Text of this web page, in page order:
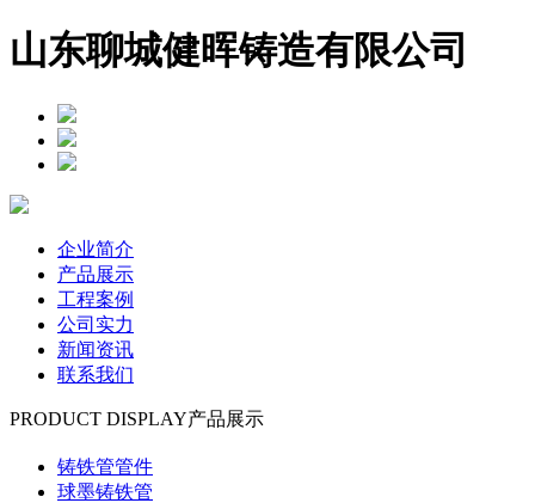
山东聊城健晖铸造有限公司
企业简介
产品展示
工程案例
公司实力
新闻资讯
联系我们
PRODUCT DISPLAY产品展示
铸铁管管件
球墨铸铁管